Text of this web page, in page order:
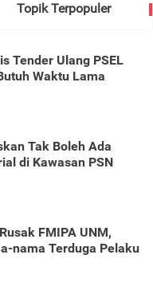
Topik Terpopuler
Tender Ulang PSEL
Waktu Lama
Tak Boleh Ada
di Kawasan PSN
FMIPA UNM,
nama Terduga Pelaku